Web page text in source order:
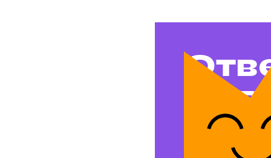
на